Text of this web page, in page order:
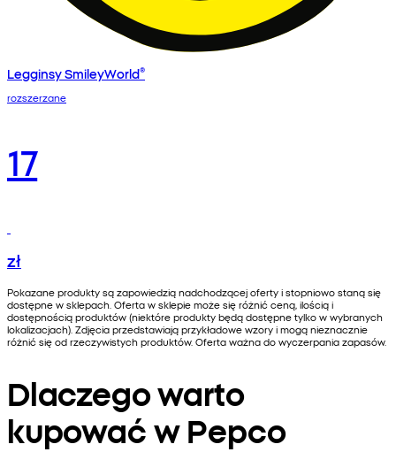
Legginsy SmileyWorld®
rozszerzane
17
zł
Pokazane produkty są zapowiedzią nadchodzącej oferty i stopniowo staną się
dostępne w sklepach. Oferta w sklepie może się różnić ceną, ilością i
dostępnością produktów (niektóre produkty będą dostępne tylko w wybranych
lokalizacjach). Zdjęcia przedstawiają przykładowe wzory i mogą nieznacznie
różnić się od rzeczywistych produktów. Oferta ważna do wyczerpania zapasów.
Dlaczego warto
kupować w Pepco